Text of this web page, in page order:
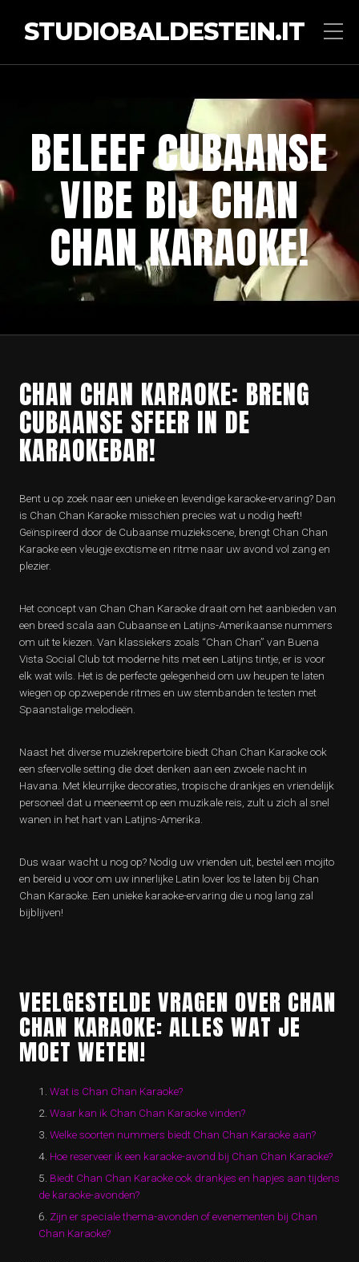
STUDIOBALDESTEIN.IT
BELEEF CUBAANSE
VIBE BIJ CHAN
CHAN KARAOKE!
CHAN CHAN KARAOKE: BRENG
CUBAANSE SFEER IN DE
KARAOKEBAR!
Bent u op zoek naar een unieke en levendige karaoke-ervaring? Dan
is Chan Chan Karaoke misschien precies wat u nodig heeft!
Geïnspireerd door de Cubaanse muziekscene, brengt Chan Chan
Karaoke een vleugje exotisme en ritme naar uw avond vol zang en
plezier.
Het concept van Chan Chan Karaoke draait om het aanbieden van
een breed scala aan Cubaanse en Latijns-Amerikaanse nummers
om uit te kiezen. Van klassiekers zoals “Chan Chan” van Buena
Vista Social Club tot moderne hits met een Latijns tintje, er is voor
elk wat wils. Het is de perfecte gelegenheid om uw heupen te laten
wiegen op opzwepende ritmes en uw stembanden te testen met
Spaanstalige melodieën.
Naast het diverse muziekrepertoire biedt Chan Chan Karaoke ook
een sfeervolle setting die doet denken aan een zwoele nacht in
Havana. Met kleurrijke decoraties, tropische drankjes en vriendelijk
personeel dat u meeneemt op een muzikale reis, zult u zich al snel
wanen in het hart van Latijns-Amerika.
Dus waar wacht u nog op? Nodig uw vrienden uit, bestel een mojito
en bereid u voor om uw innerlijke Latin lover los te laten bij Chan
Chan Karaoke. Een unieke karaoke-ervaring die u nog lang zal
bijblijven!
VEELGESTELDE VRAGEN OVER CHAN
CHAN KARAOKE: ALLES WAT JE
MOET WETEN!
Wat is Chan Chan Karaoke?
Waar kan ik Chan Chan Karaoke vinden?
Welke soorten nummers biedt Chan Chan Karaoke aan?
Hoe reserveer ik een karaoke-avond bij Chan Chan Karaoke?
Biedt Chan Chan Karaoke ook drankjes en hapjes aan tijdens
de karaoke-avonden?
Zijn er speciale thema-avonden of evenementen bij Chan
Chan Karaoke?